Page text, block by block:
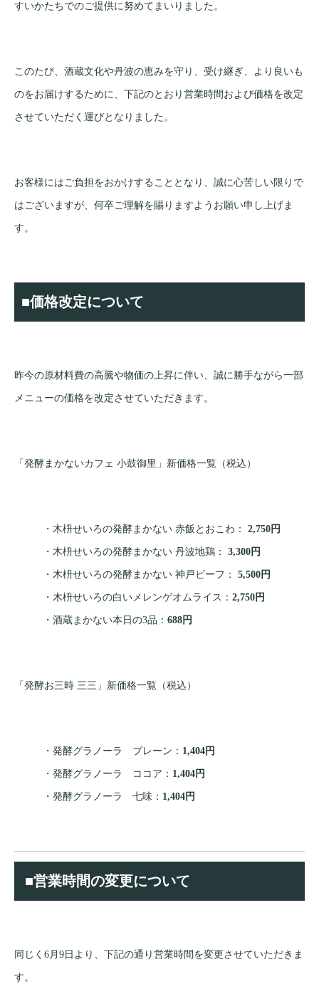
すいかたちでのご提供に努めてまいりました。
このたび、酒蔵文化や丹波の恵みを守り、受け継ぎ、より良いも
のをお届けするために、下記のとおり営業時間および価格を改定
させていただく運びとなりました。
お客様にはご負担をおかけすることとなり、誠に心苦しい限りで
はございますが、何卒ご理解を賜りますようお願い申し上げま
す。
■価格改定について
昨今の原材料費の高騰や物価の上昇に伴い、誠に勝手ながら一部
メニューの価格を改定させていただきます。
「発酵まかないカフェ 小鼓御里」新価格一覧（税込）
・木枡せいろの発酵まかない 赤飯とおこわ： 2,750円
・木枡せいろの発酵まかない 丹波地鶏： 3,300円
・木枡せいろの発酵まかない 神戸ビーフ： 5,500円
・木枡せいろの白いメレンゲオムライス： 2,750円
・酒蔵まかない本日の3品： 688円
「発酵お三時 三三」新価格一覧（税込）
・発酵グラノーラ プレーン： 1,404円
・発酵グラノーラ ココア： 1,404円
・発酵グラノーラ 七味： 1,404円
■営業時間の変更について
同じく6月9日より、下記の通り営業時間を変更させていただきま
す。